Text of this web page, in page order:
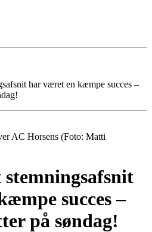
har været en kæmpe succes –
AC Horsens (Foto: Matti
succes –
på søndag!